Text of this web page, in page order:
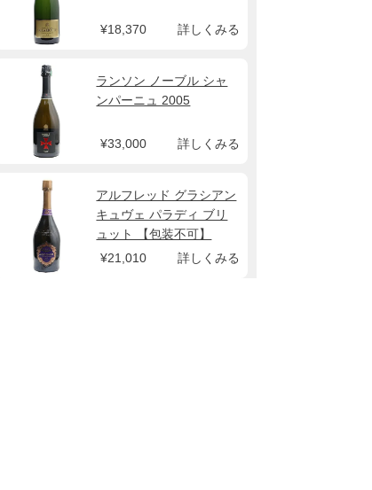
¥18,370 詳しくみる
ランソン ノーブル シャ
ンパーニュ 2005
¥33,000 詳しくみる
アルフレッド グラシアン
キュヴェ パラディ ブリ
ュット 【包装不可】
2015 ギフトボックス
¥21,010 詳しくみる